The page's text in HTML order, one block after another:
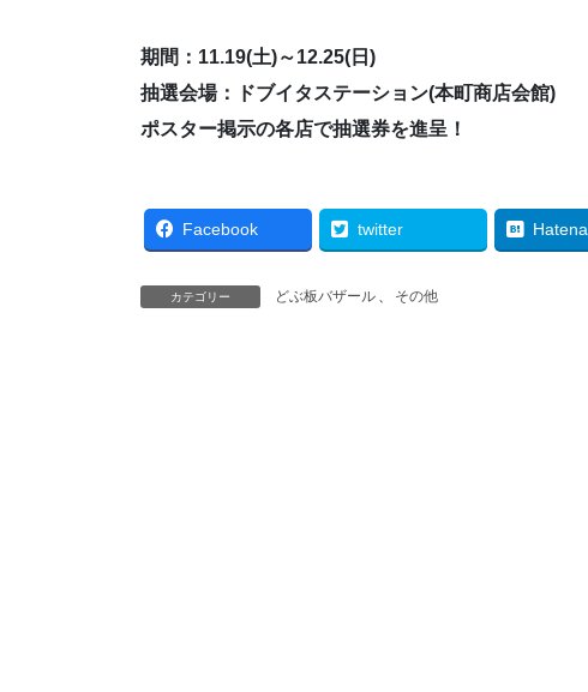
期間：11.19(土)～12.25(日)
抽選会場：ドブイタステーション(本町商店会館)
ポスター掲示の各店で抽選券を進呈！
Facebook twitter Hatena
カテゴリー どぶ板バザール 、 その他